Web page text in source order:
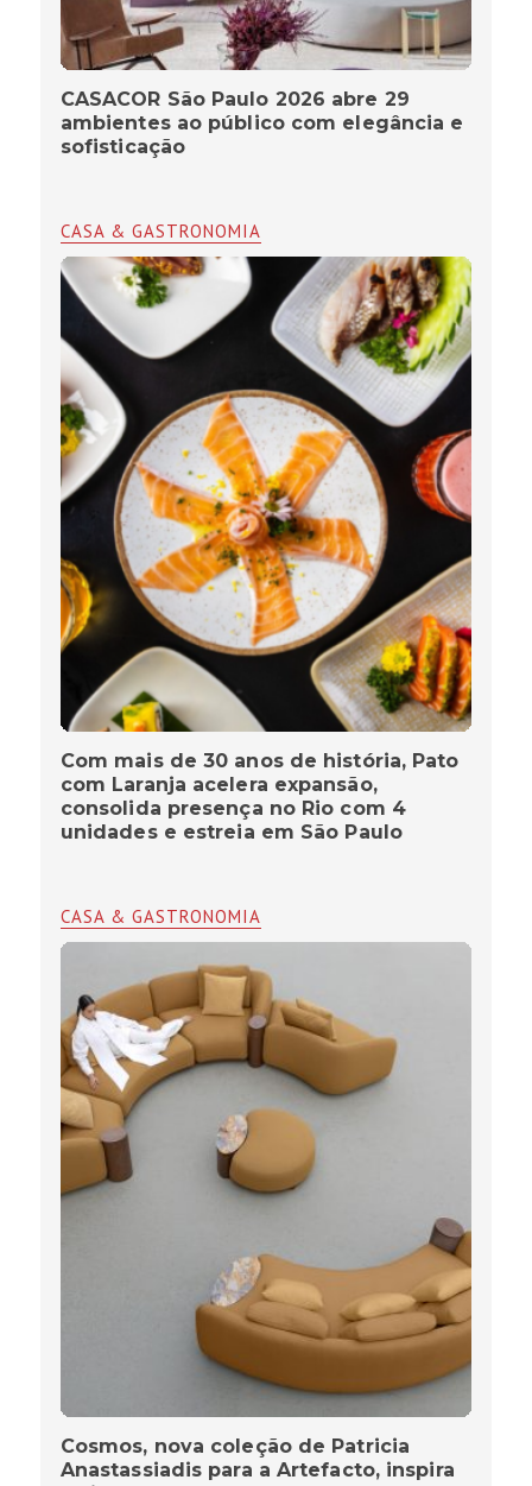
CASACOR São Paulo 2026 abre 29
ambientes ao público com elegância e
sofisticação
CASA & GASTRONOMIA
Com mais de 30 anos de história, Pato
com Laranja acelera expansão,
consolida presença no Rio com 4
unidades e estreia em São Paulo
CASA & GASTRONOMIA
Cosmos, nova coleção de Patricia
Anastassiadis para a Artefacto, inspira